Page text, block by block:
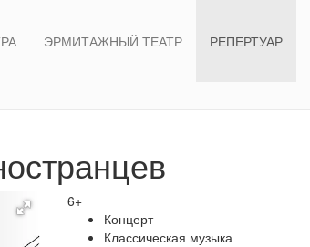
ЭРМИТАЖНЫЙ ТЕАТР РЕПЕРТУАР
6+
Концерт
Классическая музыка